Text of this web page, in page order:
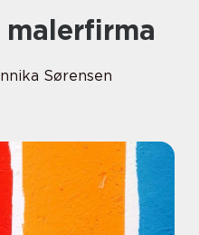
malerfirma
Sørensen